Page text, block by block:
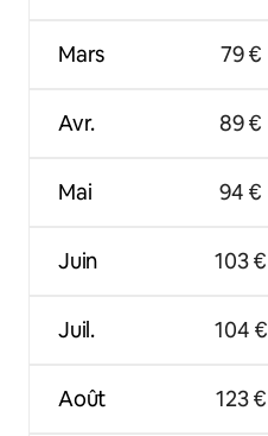
Mars
Avr.
Mai
Juin
Juil.
Août
79 €
89 €
94 €
103 €
104 €
123 €